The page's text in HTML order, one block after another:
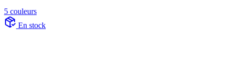
5 couleurs
En stock